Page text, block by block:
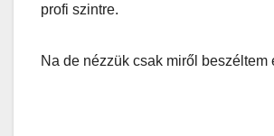
profi szintre.
Na de nézzük csak miről beszéltem